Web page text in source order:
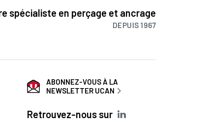
spécialiste en perçage et ancrage
DEPUIS 1967
ABONNEZ-VOUS À LA
NEWSLETTER UCAN
Retrouvez-nous sur